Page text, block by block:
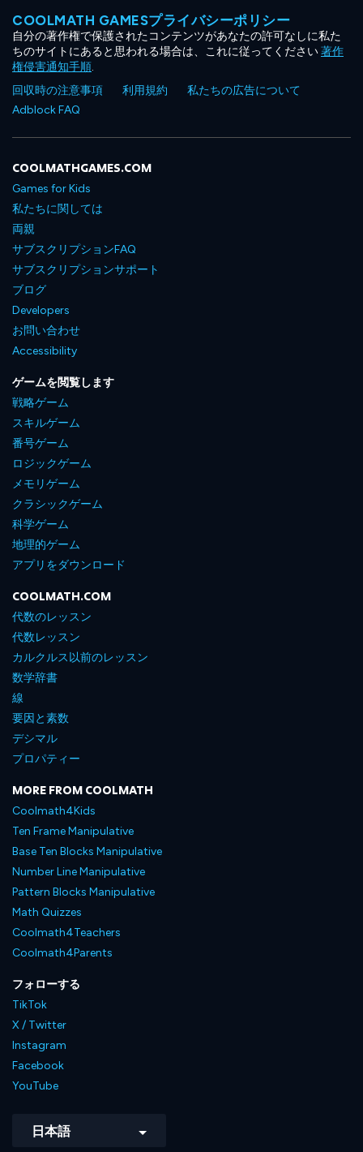
COOLMATH GAMESプライバシーポリシー
自分の著作権で保護されたコンテンツがあなたの許可なしに私た
ちのサイトにあると思われる場合は、これに従ってください著作
権侵害通知手順.
回収時の注意事項
利用規約
私たちの広告について
Adblock FAQ
COOLMATHGAMES.COM
Games for Kids
私たちに関しては
両親
サブスクリプションFAQ
サブスクリプションサポート
ブログ
Developers
お問い合わせ
Accessibility
ゲームを閲覧します
戦略ゲーム
スキルゲーム
番号ゲーム
ロジックゲーム
メモリゲーム
クラシックゲーム
科学ゲーム
地理的ゲーム
アプリをダウンロード
COOLMATH.COM
代数のレッスン
代数レッスン
カルクルス以前のレッスン
数学辞書
線
要因と素数
デシマル
プロパティー
MORE FROM COOLMATH
Coolmath4Kids
Ten Frame Manipulative
Base Ten Blocks Manipulative
Number Line Manipulative
Pattern Blocks Manipulative
Math Quizzes
Coolmath4Teachers
Coolmath4Parents
フォローする
TikTok
X / Twitter
Instagram
Facebook
YouTube
日本語